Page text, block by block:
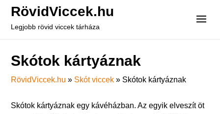
RövidViccek.hu
Legjobb rövid viccek tárháza
Skótok kártyáznak
RövidViccek.hu » Skót viccek » Skótok kártyáznak
Skótok kártyáznak egy kávéházban. Az egyik elveszít öt